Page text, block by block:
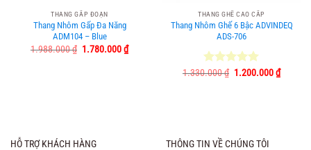
THANG GẤP ĐOẠN
Thang Nhôm Gấp Đa Năng
ADM104 – Blue
1.988.000₫ Giá
1.780.000₫Giá
hiện
THANG GHẾ CAO CẤP
Thang Nhôm Ghế 6 Bậc ADVINDEQ
ADS-706
Được xếp
1.330.000₫ Giá
1.200.000₫Giá
hiện
HỖ TRỢ KHÁCH HÀNG THÔNG TIN VỀ CHÚNG TÔI